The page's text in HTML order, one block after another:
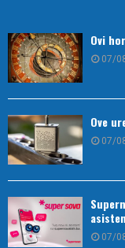
Ovi
07/
Ove
07/
07/